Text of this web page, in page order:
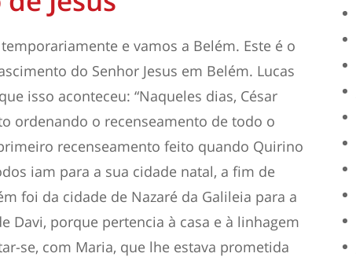
e vamos a Belém. Este é o
do Senhor Jesus em Belém. Lucas
isso aconteceu: “Naqueles dias, César
ordenando o recenseamento de todo o
recenseamento feito quando Quirino
iam para a sua cidade natal, a fim de
foi da cidade de Nazaré da Galileia para a
Davi, porque pertencia à casa e à linhagem
se, com Maria, que lhe estava prometida